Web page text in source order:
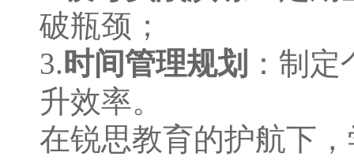
破瓶颈；
3.时间管理规划 ：制
升效率。
在锐思教育的护航下